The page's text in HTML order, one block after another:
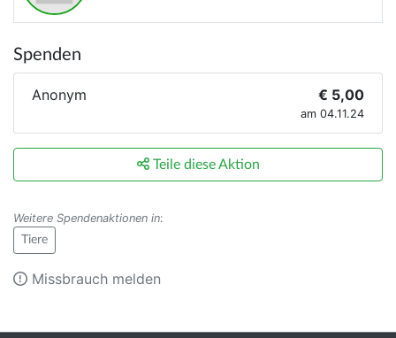
Spenden
Anonym € 5,00
am 04.11.24
Teile diese Aktion
Weitere Spendenaktionen in:
Tiere
Missbrauch melden